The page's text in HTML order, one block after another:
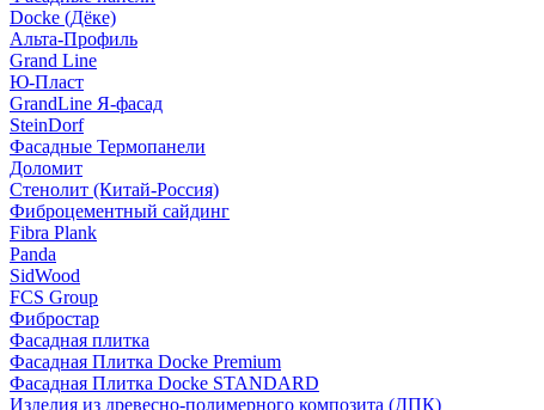
Docke (Дёке)
Альта-Профиль
Grand Line
Ю-Пласт
GrandLine Я-фасад
SteinDorf
Фасадные Термопанели
Доломит
Стенолит (Китай-Россия)
Фиброцементный сайдинг
Fibra Plank
Panda
SidWood
FCS Group
Фибростар
Фасадная плитка
Фасадная Плитка Docke Premium
Фасадная Плитка Docke STANDARD
Изделия из древесно-полимерного композита (ДПК)